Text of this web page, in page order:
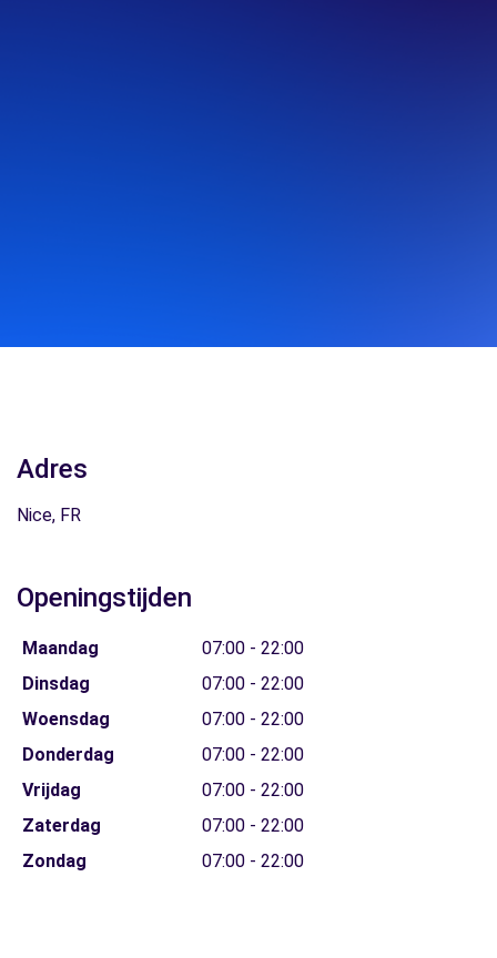
Adres
Nice, FR
Openingstijden
Maandag
07:00 - 22:00
Dinsdag
07:00 - 22:00
Woensdag
07:00 - 22:00
Donderdag
07:00 - 22:00
Vrijdag
07:00 - 22:00
Zaterdag
07:00 - 22:00
Zondag
07:00 - 22:00